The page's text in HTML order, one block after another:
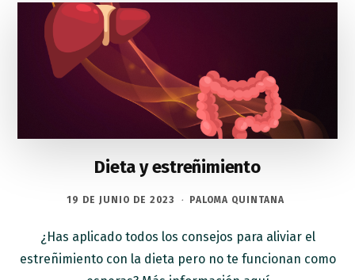
Dieta y estreñimiento
19 DE JUNIO DE 2023 · PALOMA QUINTANA
¿Has aplicado todos los consejos para aliviar el
estreñimiento con la dieta pero no te funcionan como